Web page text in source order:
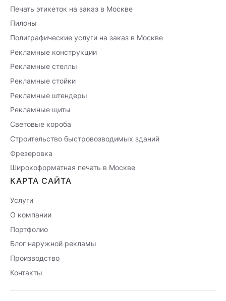
Печать этикеток на заказ в Москве
Пилоны
Полиграфические услуги на заказ в Москве
Рекламные конструкции
Рекламные стеллы
Рекламные стойки
Рекламные штендеры
Рекламные щиты
Световые короба
Строительство быстровозводимых зданий
Фрезеровка
Широкоформатная печать в Москве
КАРТА САЙТА
Услуги
О компании
Портфолио
Блог наружной рекламы
Производство
Контакты